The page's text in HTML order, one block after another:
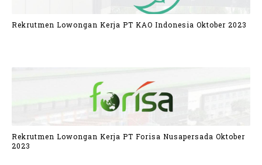
Rekrutmen Lowongan Kerja PT KAO Indonesia Oktober 2023
Rekrutmen Lowongan Kerja PT Forisa Nusapersada Oktober
2023